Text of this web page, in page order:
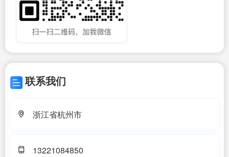
联系我们
浙江省杭州市
13221084850